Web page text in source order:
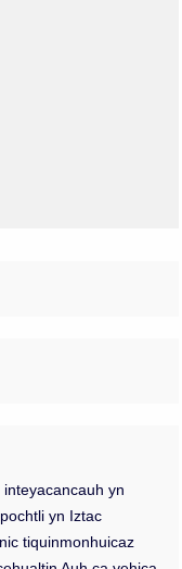
yn
yn Iztac
tiquinmonhuicaz